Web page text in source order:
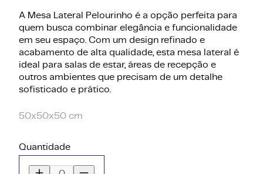
A Mesa Lateral Pelourinho é a opção perfeita para
quem busca combinar elegância e funcionalidade
em seu espaço. Com um design refinado e
acabamento de alta qualidade, esta mesa lateral é
ideal para salas de estar, áreas de recepção e
outros ambientes que precisam de um detalhe
sofisticado e prático.
50x50x50 cm
Quantidade